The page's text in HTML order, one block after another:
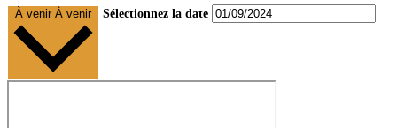
À venir À venir Sélectionnez la date